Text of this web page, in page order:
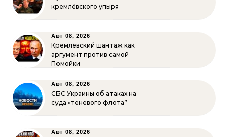
кремлёвского упыря
Авг 08, 2026
Кремлёвский шантаж как
аргумент против самой
Помойки
Авг 08, 2026
СБС Украины об атаках на
суда «теневого флота”
Авг 08, 2026